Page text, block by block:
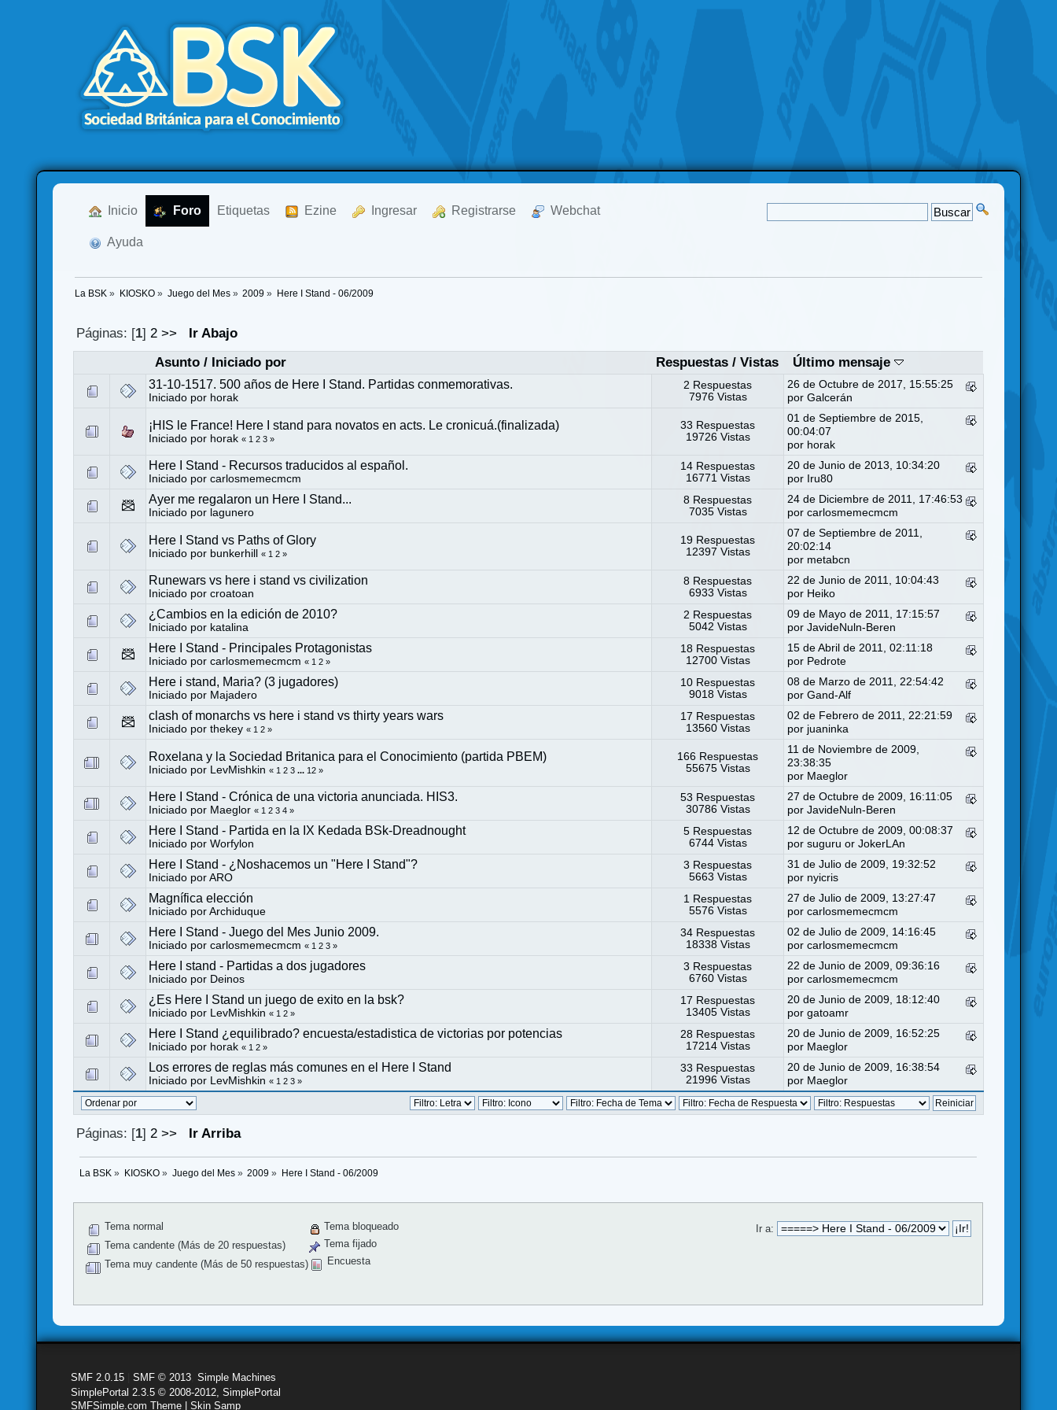
Inicio Foro Etiquetas Ezine Ingresar Registrarse Webchat
Ayuda
La BSK » KIOSKO» Juego del Mes» 2009 » Here I Stand - 06/2009
Páginas: [1] 2 >>
Ir Abajo
Asunto/ Iniciado por Respuestas /Vistas Último mensaje
31-10-1517. 500 años de Here I Stand. Partidas conmemorativas.
Iniciado por horak
2 Respuestas
7976 Vistas
26 de Octubre de 2017, 15:55:25
porGalcerán
¡HIS le France! Here I stand para novatos en acts. Le cronicuá.(finalizada)
Iniciado por horak « 1 2 3 »
33 Respuestas
19726 Vistas
01 de Septiembre de 2015,
00:04:07
por horak
Here I Stand - Recursos traducidos al español.
Iniciado porcarlosmemecmcm
14 Respuestas
16771 Vistas
20 de Junio de 2013, 10:34:20
por Iru80
Ayer me regalaron un Here I Stand...
Iniciado por lagunero
8 Respuestas
7035 Vistas
24 de Diciembre de 2011, 17:46:53
porcarlosmemecmcm
Here I Stand vs Paths of Glory
Iniciado por bunkerhill « 1 2 »
19 Respuestas
12397 Vistas
07 de Septiembre de 2011,
20:02:14
por metabcn
Runewars vs here i stand vs civilization
Iniciado por croatoan
8 Respuestas
6933 Vistas
22 de Junio de 2011, 10:04:43
por Heiko
¿Cambios en la edición de 2010?
Iniciado por katalina
2 Respuestas
5042 Vistas
09 de Mayo de 2011, 17:15:57
porJavideNuln-Beren
Here I Stand - Principales Protagonistas
Iniciado porcarlosmemecmcm « 1 2 »
18 Respuestas
12700 Vistas
15 de Abril de 2011, 02:11:18
por Pedrote
Here i stand, Maria? (3 jugadores)
Iniciado por Majadero
10 Respuestas
9018 Vistas
08 de Marzo de 2011, 22:54:42
porGand-Alf
clash of monarchs vs here i stand vs thirty years wars
Iniciado porthekey « 1 2 »
17 Respuestas
13560 Vistas
02 de Febrero de 2011, 22:21:59
por juaninka
Roxelana y la Sociedad Britanica para el Conocimiento (partida PBEM)
Iniciado por LevMishkin« 1 2 3 ... 12 »
166 Respuestas
55675 Vistas
11 de Noviembre de 2009,
23:38:35
por Maeglor
Here I Stand - Crónica de una victoria anunciada. HIS3.
Iniciado por Maeglor « 1 2 3 4 »
53 Respuestas
30786 Vistas
27 de Octubre de 2009, 16:11:05
porJavideNuln-Beren
Here I Stand - Partida en la IX Kedada BSk-Dreadnought
Iniciado porWorfylon
5 Respuestas
6744 Vistas
12 de Octubre de 2009, 00:08:37
porsuguru or JokerLAn
Here I Stand - ¿Noshacemos un "Here I Stand"?
Iniciado porARO
3 Respuestas
5663 Vistas
31 de Julio de 2009, 19:32:52
por nyicris
Magnífica elección
Iniciado por Archiduque
1 Respuestas
5576 Vistas
27 de Julio de 2009, 13:27:47
porcarlosmemecmcm
Here I Stand - Juego del Mes Junio 2009.
Iniciado porcarlosmemecmcm « 1 2 3 »
34 Respuestas
18338 Vistas
02 de Julio de 2009, 14:16:45
porcarlosmemecmcm
Here I stand - Partidas a dos jugadores
Iniciado por Deinos
3 Respuestas
6760 Vistas
22 de Junio de 2009, 09:36:16
porcarlosmemecmcm
¿Es Here I Stand un juego de exito en la bsk?
Iniciado por LevMishkin« 1 2 »
17 Respuestas
13405 Vistas
20 de Junio de 2009, 18:12:40
porgatoamr
Here I Stand ¿equilibrado? encuesta/estadistica de victorias por potencias
Iniciado por horak « 1 2 »
28 Respuestas
17214 Vistas
20 de Junio de 2009, 16:52:25
por Maeglor
Los errores de reglas más comunes en el Here I Stand
Iniciado por LevMishkin« 1 2 3 »
33 Respuestas
21996 Vistas
20 de Junio de 2009, 16:38:54
por Maeglor
Páginas: [1] 2 >> Ir Arriba
La BSK » KIOSKO» Juego del Mes» 2009 » Here I Stand - 06/2009
Ir a:
Tema normal
Tema candente (Más de 20 respuestas)
Tema muy candente (Más de 50 respuestas)
Tema bloqueado
Tema fijado
Encuesta
SMF 2.0.15 |SMF © 2013 ,Simple Machines
SimplePortal 2.3.5 © 2008-2012, SimplePortal
SMFSimple.com Theme | Skin Samp